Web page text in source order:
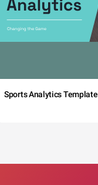
Sports Analytics Template